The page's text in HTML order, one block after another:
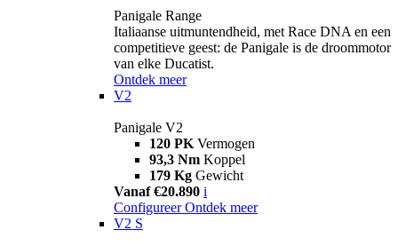
Panigale Range
Italiaanse uitmuntendheid, met Race DNA en een
competitieve geest: de Panigale is de droommotor
van elke Ducatist.
Ontdek meer
V2
Panigale V2
120 PK Vermogen
93,3 Nm Koppel
179 Kg Gewicht
Vanaf €20.890 i
Configureer Ontdek meer
V2 S